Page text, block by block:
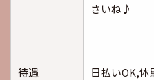
さいね♪
待遇
日払いOK,